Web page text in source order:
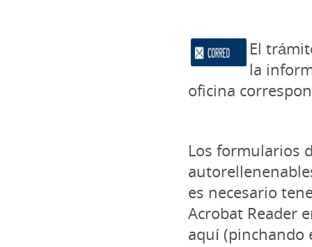
El
la
oficina
Los formularios
es necesario
Acrobat Reader
aquí (pinchando